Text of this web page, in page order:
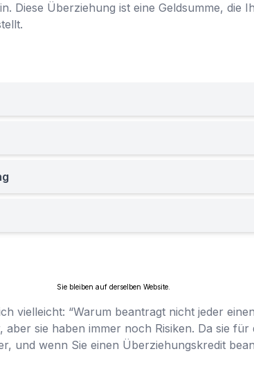
Diese Überziehung ist eine Geldsumme, die
Sie bleiben auf derselben Website.
vielleicht: “Warum beantragt nicht jeder
aber sie haben immer noch Risiken. Da sie
und wenn Sie einen Überziehungskredit